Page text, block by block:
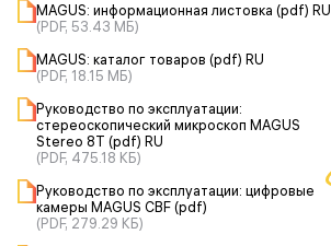
MAGUS: информационная листовка (pdf) RU
(PDF, 53.43 МБ)
MAGUS: каталог товаров (pdf) RU
(PDF, 18.15 МБ)
Руководство по эксплуатации:
стереоскопический микроскоп MAGUS
Stereo 8T (pdf) RU
(PDF, 475.18 КБ)
Руководство по эксплуатации: цифровые
камеры MAGUS CBF (pdf)
(PDF, 279.29 КБ)